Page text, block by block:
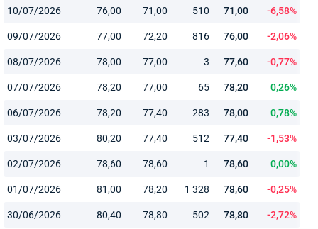
10/07/2026 76,00 71,00 510 71,00 -6,58%
09/07/2026 77,00 72,20 816 76,00 -2,06%
08/07/2026 78,00 77,00 3 77,60 -0,77%
07/07/2026 78,20 77,00 65 78,20 0,26%
06/07/2026 78,20 77,40 283 78,00 0,78%
03/07/2026 80,20 77,40 512 77,40 -1,53%
02/07/2026 78,60 78,60 1 78,60 0,00%
01/07/2026 81,00 78,20 1 328 78,60 -0,25%
30/06/2026 80,40 78,80 502 78,80 -2,72%